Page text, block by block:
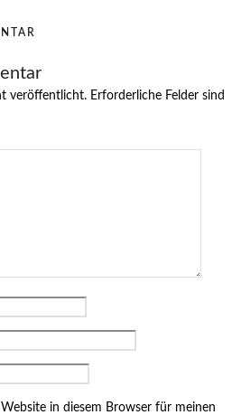
veröffentlicht. Erforderliche Felder sind
in diesem Browser für meinen